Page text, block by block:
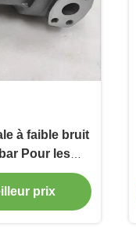
à faible bruit
Pour les
prix